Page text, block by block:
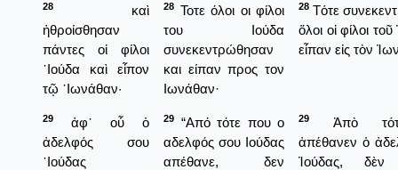
28
καὶ
ἠθροίσθησαν
πάντες οἱ φίλοι
᾿Ιούδα καὶ εἶπον
τῷ ᾿Ιωνάθαν·
28 Τοτε όλοι οι φίλοι
του Ιούδα
συνεκεντρώθησαν
και είπαν προς τον
Ιωνάθαν·
28 Τότε
ὅλοι οἱ φίλοι
εἶπαν εἰς τὸν
29
ἀφ᾿ οὗ ὁ
ἀδελφός σου
᾿Ιούδας
29
“Από τότε που ο
αδελφός σου Ιούδας
απέθανε, δεν
29
Ἀπὸ
ἀπέθανεν ὁ
Ἰούδας, δὲν